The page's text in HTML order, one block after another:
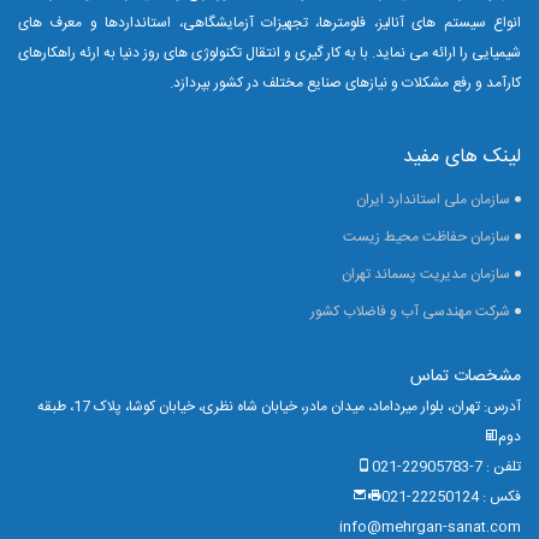
انواع سیستم های آنالیز، فلومترها، تجهیزات آزمایشگاهی، استانداردها و معرف های
شیمیایی را ارائه می نماید. با به کار گیری و انتقال تکنولوژی های روز دنیا به ارئه راهکارهای
کارآمد و رفع مشکلات و نیازهای صنایع مختلف در کشور بپردازد.
لینک های مفید
سازمان ملی استاندارد ایران
سازمان حفاظت محیط زیست
سازمان مدیریت پسماند تهران
شرکت مهندسی آب و فاضلاب کشور
مشخصات تماس
آدرس: تهران، بلوار میرداماد، میدان مادر، خیابان شاه نظری، خیابان کوشا، پلاک 17، طبقه
دوم
تلفن : 7-22905783-021
فکس : 22250124-021
info@mehrgan-sanat.com